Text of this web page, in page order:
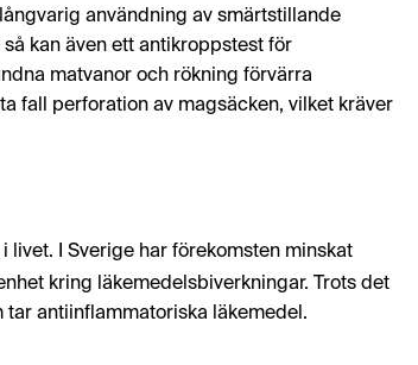
användning av smärtstillande
kan även ett antikroppstest för
matvanor och rökning förvärra
fall perforation av magsäcken, vilket kräver
livet. I Sverige har förekomsten minskat
kring läkemedelsbiverkningar. Trots det
tar antiinflammatoriska läkemedel.